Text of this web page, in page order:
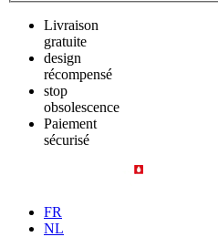
Livraison
gratuite
design
récompensé
stop
obsolescence
Paiement
sécurisé
FR
NL